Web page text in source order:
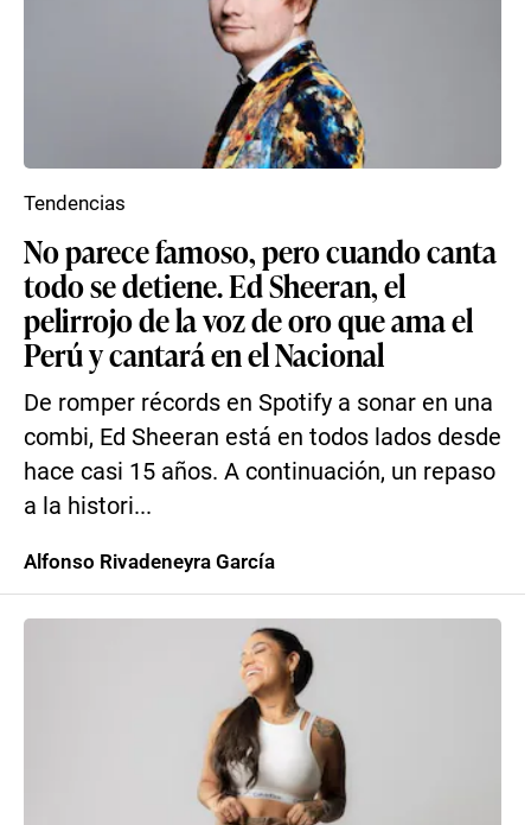
No parece famoso, pero cuando canta
todo se detiene. Ed Sheeran, el
pelirrojo de la voz de oro que ama el
Perú y cantará en el Nacional
De romper récords en Spotify a sonar en una
combi, Ed Sheeran está en todos lados desde
hace casi 15 años. A continuación, un repaso
a la histori...
Tendencias
Alfonso Rivadeneyra García